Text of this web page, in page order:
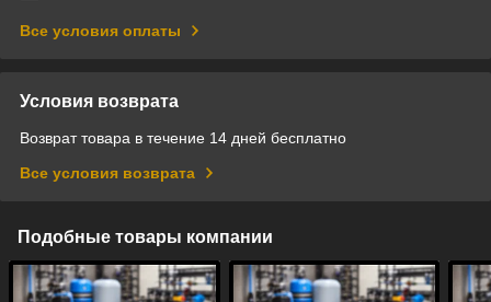
Все условия оплаты
Условия возврата
Возврат товара в течение 14 дней бесплатно
Все условия возврата
Подобные товары компании